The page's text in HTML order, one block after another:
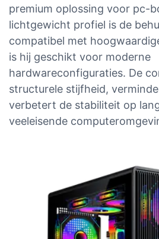
premium oplossing voor pc-
lichtgewicht profiel is de
compatibel met
is hij geschikt voor moderne
hardwareconfiguraties. De
structurele stijfheid,
verbetert de stabiliteit op
veeleisende